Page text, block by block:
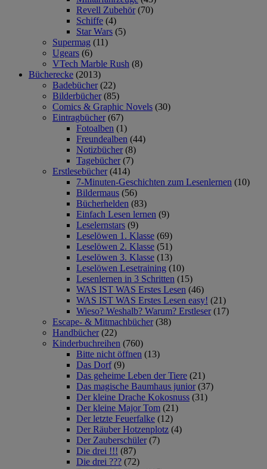
Revell Zubehör (70)
Schiffe (4)
Star Wars (5)
Supermag (11)
Ugears (6)
VTech Marble Rush (8)
Bücherecke (2013)
Badebücher (22)
Bilderbücher (85)
Comics & Graphic Novels (30)
Eintragbücher (67)
Fotoalben (1)
Freundealben (44)
Notizbücher (8)
Tagebücher (7)
Erstlesebücher (414)
7-Minuten-Geschichten zum Lesenlernen (10)
Bildermaus (56)
Bücherhelden (83)
Einfach Lesen lernen (9)
Leselernstars (9)
Leselöwen 1. Klasse (69)
Leselöwen 2. Klasse (51)
Leselöwen 3. Klasse (13)
Leselöwen Lesetraining (10)
Lesenlernen in 3 Schritten (15)
WAS IST WAS Erstes Lesen (46)
WAS IST WAS Erstes Lesen easy! (21)
Wieso? Weshalb? Warum? Erstleser (17)
Escape- & Mitmachbücher (38)
Handbücher (22)
Kinderbuchreihen (760)
Bitte nicht öffnen (13)
Das Dorf (9)
Das geheime Leben der Tiere (21)
Das magische Baumhaus junior (37)
Der kleine Drache Kokosnuss (31)
Der kleine Major Tom (21)
Der letzte Feuerfalke (12)
Der Räuber Hotzenplotz (4)
Der Zauberschüler (7)
Die drei !!! (87)
Die drei ??? (72)